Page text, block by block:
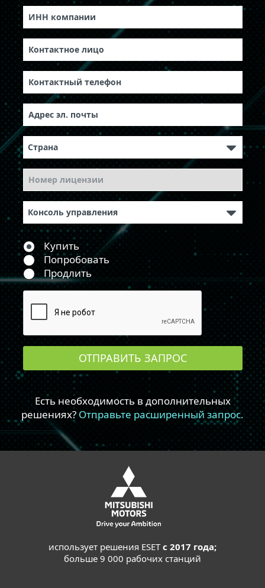
использует решения ESETс 2017 года;
больше 9 000 рабочих станций